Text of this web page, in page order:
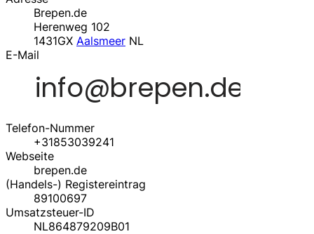
Brepen.de
Herenweg 102
1431GX Aalsmeer NL
E-Mail
Telefon-Nummer
+31853039241
Webseite
brepen.de
(Handels-) Registereintrag
89100697
Umsatzsteuer-ID
NL864879209B01